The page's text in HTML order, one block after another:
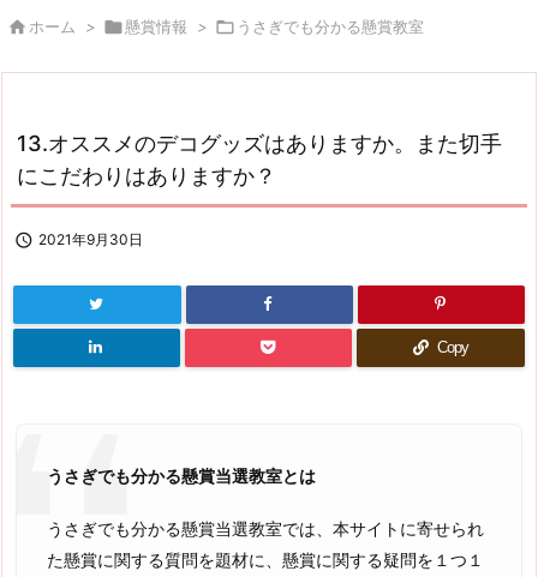
 ホーム > 懸賞情報 >  うさぎでも分かる懸賞教室
13.オススメのデコグッズはありますか。また切手
にこだわりはありますか？
 2021年9月30日
Copy
うさぎでも分かる懸賞当選教室とは
うさぎでも分かる懸賞当選教室では、本サイトに寄せられ
た懸賞に関する質問を題材に、懸賞に関する疑問を１つ１